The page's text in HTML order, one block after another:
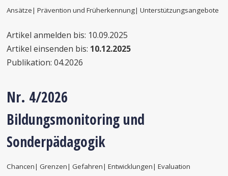
Ansätze| Prävention und Früherkennung| Unterstützungsangebote
Artikel anmelden bis: 10.09.2025
Artikel einsenden bis: 10.12.2025
Publikation: 04.2026
Nr. 4/2026
Bildungsmonitoring und
Sonderpädagogik
Chancen| Grenzen| Gefahren| Entwicklungen| Evaluation